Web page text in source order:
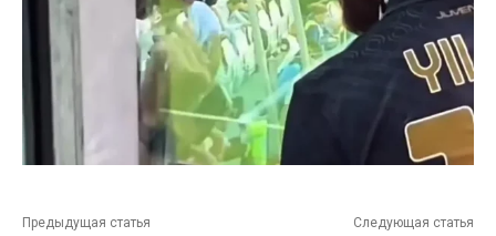
Предыдущая статья Следующая статья